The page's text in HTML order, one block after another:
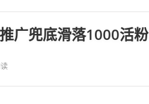
广兜底滑落1000活粉